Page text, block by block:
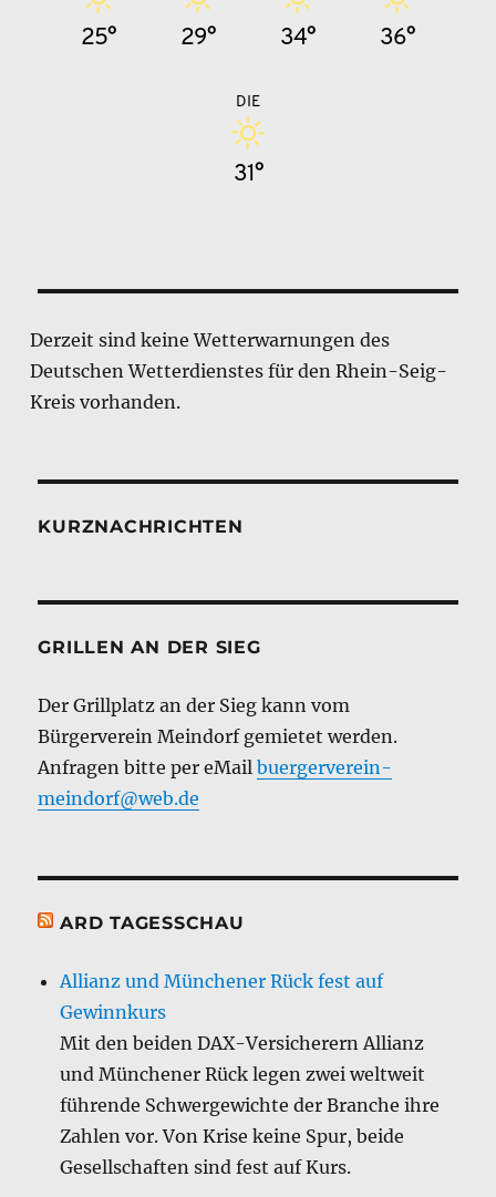
25° 29° 34° 36°
DIE
31°
Derzeit sind keine Wetterwarnungen des
Deutschen Wetterdienstes für den Rhein-Seig-
Kreis vorhanden.
KURZNACHRICHTEN
GRILLEN AN DER SIEG
Der Grillplatz an der Sieg kann vom
Bürgerverein Meindorf gemietet werden.
Anfragen bitte per eMailbuergerverein-
meindorf@web.de
ARD TAGESSCHAU
Allianz und Münchener Rück fest auf
Gewinnkurs
Mit den beiden DAX-Versicherern Allianz
und Münchener Rück legen zwei weltweit
führende Schwergewichte der Branche ihre
Zahlen vor. Von Krise keine Spur, beide
Gesellschaften sind fest auf Kurs.